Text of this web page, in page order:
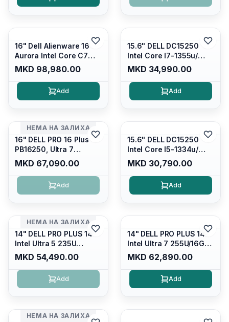
16" Dell Alienware 16
Aurora Intel Core C7
240H /16GB RAM DDR5
5600mhz/ 1TB SSD M.2
Nvme/rtx4050 6GB/
Wqxga(2560x1600)
Win 11 Home/
MKD 98,980.00
Add
15.6" DELL DC15250
Intel Core I7-1355u/
16GB DDR4 / 512GB SSD
M.2 2230/ Intel UHD
Graphics/ 120Hz Anti-
glare FULLHD LED
MKD 34,990.00
Add
НЕМА НА ЗАЛИХА
16" DELL PRO 16 Plus
PB16250, Ultra 7
265U/16GB RAM (1x
16GB) 5600 Mhz DDR5/
512GB SSD M.2 Nvme/
/cam+mic,bt/backlit KB
MKD 67,090.00
Add
15.6" DELL DC15250
Intel Core I5-1334u/
16GB DDR4 (1x16gb
2666mhz)/ 512GB SSD
M.2 Nvme/ Intel UHD
Graphics/ 120Hz Anti-
MKD 30,790.00
Add
НЕМА НА ЗАЛИХА
14" DELL PRO PLUS 14
Intel Ultra 5 235U
Vpro/16gb RAM DDR5
5600mhz/ 512 GB SSD
M.2 Nvme
2230/FULLHD+ (16:10)
4/RJ45/PB14250
MKD 54,490.00
Add
14" DELL PRO PLUS 14
Intel Ultra 7 255U/16GB
RAM DDR5 5600mhz/
512 GB SSD M.2 Nvme
2230/FULLHD+ (16:10)
Ips/bt/backlit
MKD 62,890.00
Add
НЕМА НА ЗАЛИХА